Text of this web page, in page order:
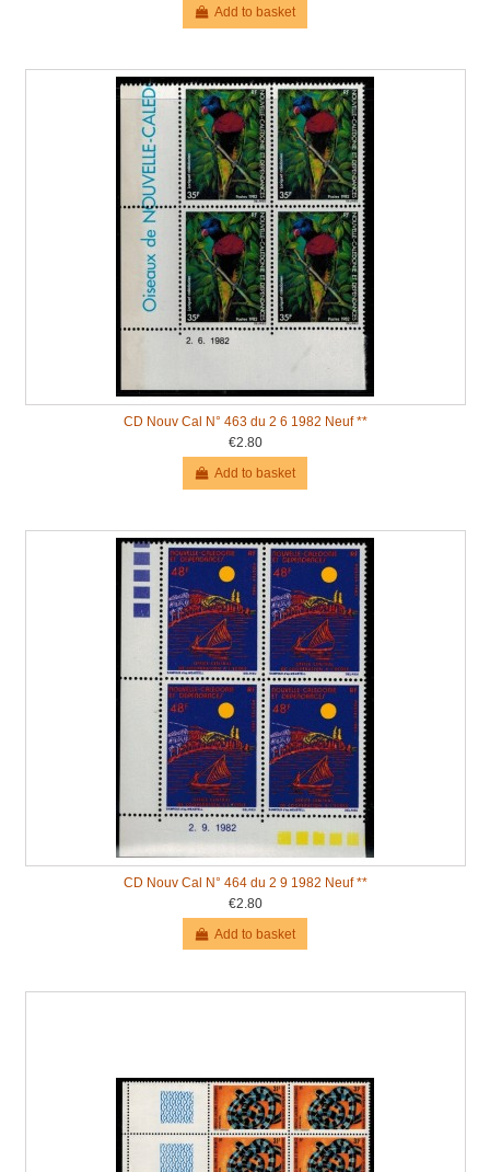
Add to basket
CD Nouv Cal N° 463 du 2 6 1982 Neuf **
€2.80
Add to basket
CD Nouv Cal N° 464 du 2 9 1982 Neuf **
€2.80
Add to basket